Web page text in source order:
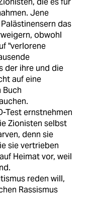
Jene
das
obwohl
"verlorene
der ihre und die
auf eine
Buch
Test ernstnehmen
Zionisten selbst
denn sie
sie vertrieben
Heimat vor, weil
reden will,
Rassismus